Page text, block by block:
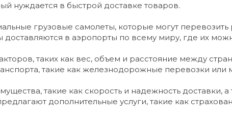
нуждается в быстрой доставке товаров.
грузовые самолеты, которые могут
в аэропорты по всему миру, где их
таких как вес, объем и расстояние между
такие как железнодорожные перевозки или
такие как скорость и надежность доставки,
дополнительные услуги, такие как